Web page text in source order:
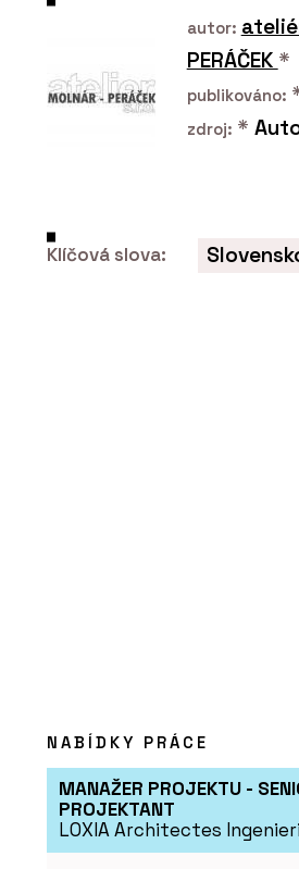
BeOak by Javorina
autor:
PERÁČEK *
publikováno:
zdroj: *
Klíčová slova:
NABÍDKY PRÁCE
MANAŽER PROJEKTU -
PROJEKTANT
LOXIA Architectes